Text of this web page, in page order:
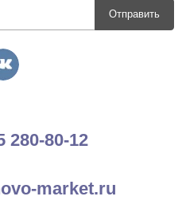
Отправить
280-80-12
market.ru